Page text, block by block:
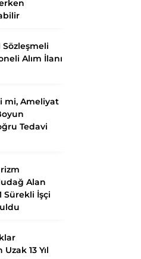
Sözleşmeli
Alım İlanı
mi, Ameliyat
Tedavi
Alan
Sürekli İşçi
13 Yıl